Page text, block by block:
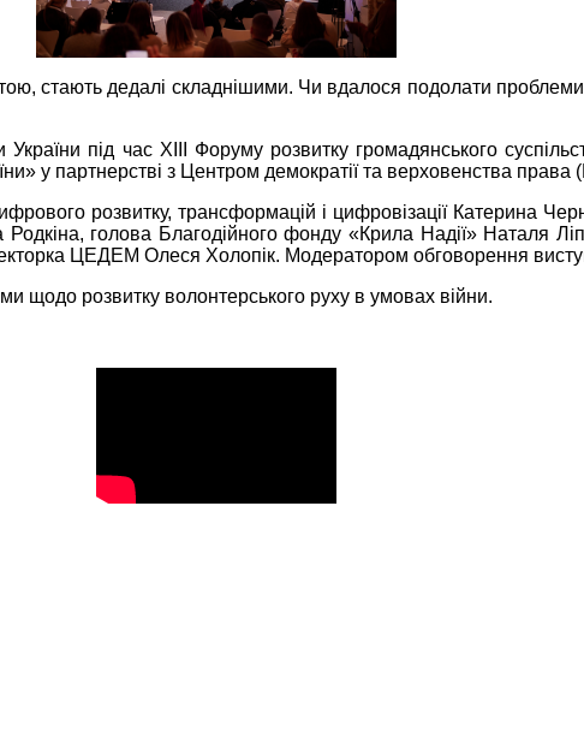
стають дедалі складнішими. Чи вдалося подолати
під час ХIII Форуму розвитку громадянського
у партнерстві з Центром демократії та верховенства
розвитку, трансформацій і цифровізації Катерина
Родкіна, голова Благодійного фонду «Крила Надії» Наталя
ЦЕДЕМ Олеся Холопік. Модератором обговорення
щодо розвитку волонтерського руху в умовах війни.